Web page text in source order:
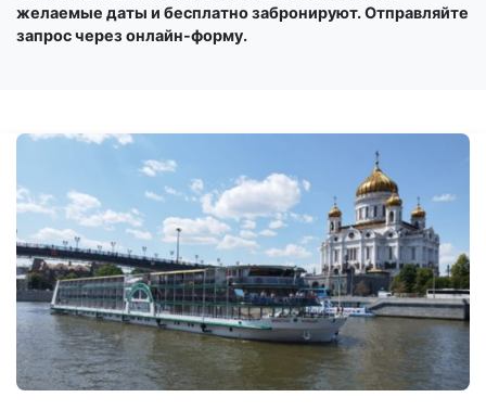
желаемые даты и бесплатно забронируют. Отправляйте
запрос через онлайн-форму.